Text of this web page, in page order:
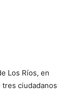
Los Ríos, en
ciudadanos